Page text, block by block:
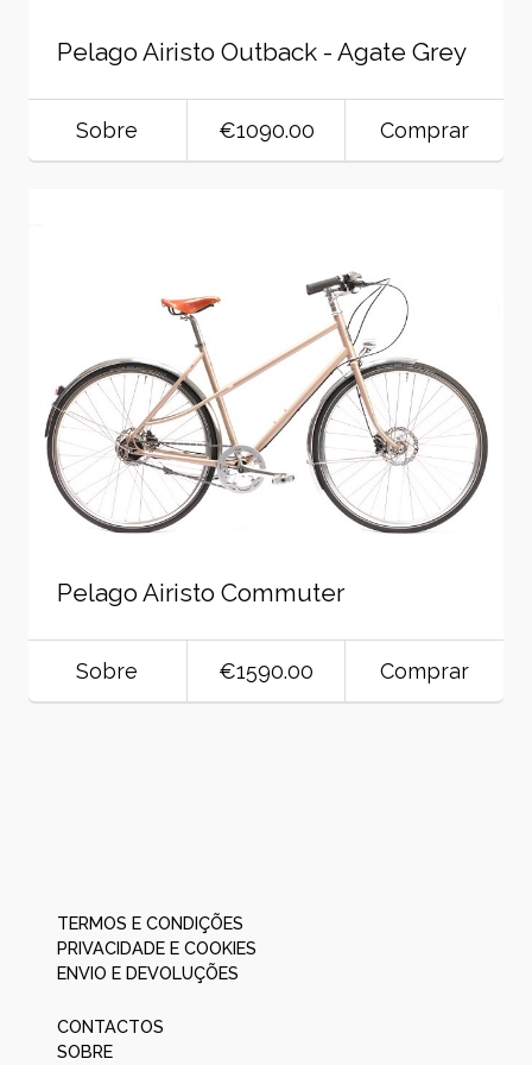
Pelago Airisto Outback - Agate Grey
Sobre €1090.00 Comprar
Pelago Airisto Commuter
Sobre €1590.00 Comprar
TERMOS E CONDIÇÕES
PRIVACIDADE E COOKIES
ENVIO E DEVOLUÇÕES
CONTACTOS
SOBRE